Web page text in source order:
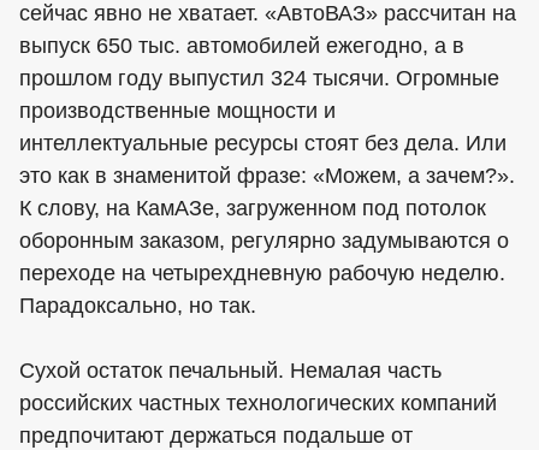
сейчас явно не хватает. «АвтоВАЗ» рассчитан на
выпуск 650 тыс. автомобилей ежегодно, а в
прошлом году выпустил 324 тысячи. Огромные
производственные мощности и
интеллектуальные ресурсы стоят без дела. Или
это как в знаменитой фразе: «Можем, а зачем?».
К слову, на КамАЗе, загруженном под потолок
оборонным заказом, регулярно задумываются о
переходе на четырехдневную рабочую неделю.
Парадоксально, но так.
Сухой остаток печальный. Немалая часть
российских частных технологических компаний
предпочитают держаться подальше от